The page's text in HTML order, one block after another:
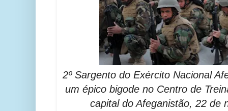
2º Sargento do Exército Nacional
um épico bigode no Centro de
capital do Afeganistão, 22 de